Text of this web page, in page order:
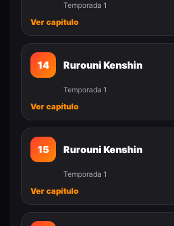
Temporada 1
Ver capítulo
14 Rurouni Kenshin
Temporada 1
Ver capítulo
15 Rurouni Kenshin
Temporada 1
Ver capítulo